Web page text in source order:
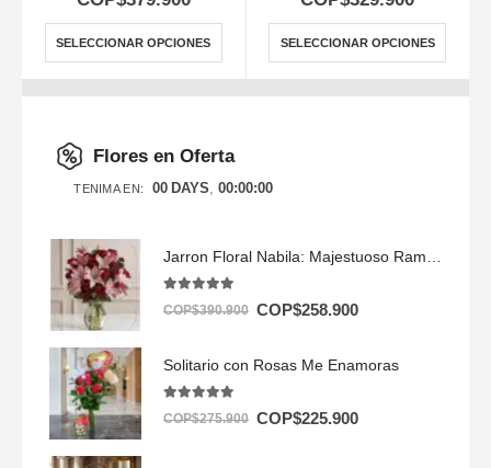
SELECCIONAR OPCIONES SELECCIONAR OPCIONES
Flores en Oferta
TENIMA EN: 00 DAYS 00:00:00
Jarron Floral Nabila: Majestuoso Ramo de 24 Rosas y Lirios Rosados ⚜️
out of 5
COP$390.900 COP$258.900
Solitario con Rosas Me Enamoras
out of 5
COP$275.900 COP$225.900